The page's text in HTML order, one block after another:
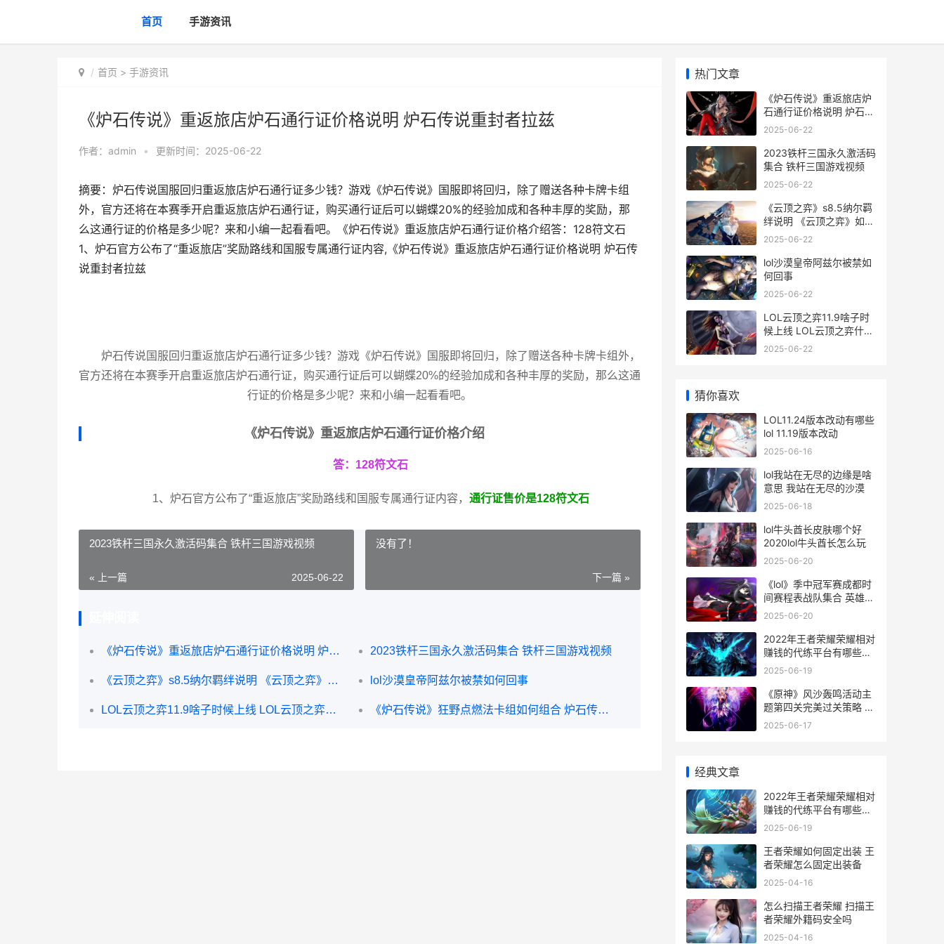
首页 手游资讯
首页 > 手游资讯
《炉石传说》重返旅店炉石通行证价格说明 炉石传说重封者拉兹
作者： admin • 更新时间：2025-06-22
摘要：炉石传说国服回归重返旅店炉石通行证多少钱？游戏《炉石传说》国服即将回归，除了赠送各种卡牌卡组
外，官方还将在本赛季开启重返旅店炉石通行证，购买通行证后可以蝴蝶20%的经验加成和各种丰厚的奖励，那
么这通行证的价格是多少呢？来和小编一起看看吧。《炉石传说》重返旅店炉石通行证价格介绍答：128符文石
1、炉石官方公布了“重返旅店”奖励路线和国服专属通行证内容,《炉石传说》重返旅店炉石通行证价格说明 炉石传
说重封者拉兹
炉石传说国服回归重返旅店炉石通行证多少钱？游戏《炉石传说》国服即将回归，除了赠送各种卡牌卡组外，
官方还将在本赛季开启重返旅店炉石通行证，购买通行证后可以蝴蝶20%的经验加成和各种丰厚的奖励，那么这通
行证的价格是多少呢？来和小编一起看看吧。
《炉石传说》重返旅店炉石通行证价格介绍
答：128符文石
1、炉石官方公布了“重返旅店”奖励路线和国服专属通行证内容， 通行证售价是128符文石
2023铁杆三国永久激活码集合 铁杆三国游戏视频
« 上一篇 2025-06-22
没有了！
下一篇 »
《炉石传说》重返旅店炉石通行证价格说明 炉石传说重封者拉兹 2023铁杆三国永久激活码集合 铁杆三国游戏视频
《云顶之弈》s8.5纳尔羁绊说明 《云顶之弈》如何具体操作炼丹- lol沙漠皇帝阿兹尔被禁如何回事
LOL云顶之弈11.9啥子时候上线 LOL云顶之弈什么时候出的 《炉石传说》狂野点燃法卡组如何组合 炉石传说狂野
热门文章
《炉石传说》重返旅店炉
石通行证价格说明 炉石传
说重封者拉兹
2025-06-22
2023铁杆三国永久激活码
集合 铁杆三国游戏视频
2025-06-22
《云顶之弈》s8.5纳尔羁
绊说明 《云顶之弈》如何
具体操作炼丹-
2025-06-22
lol沙漠皇帝阿兹尔被禁如
何回事
2025-06-22
LOL云顶之弈11.9啥子时
候上线 LOL云顶之弈什么
时候出的
2025-06-22
猜你喜欢
LOL11.24版本改动有哪些
lol 11.19版本改动
2025-06-16
lol我站在无尽的边缘是啥
意思 我站在无尽的沙漠
2025-06-18
lol牛头酋长皮肤哪个好
2020lol牛头酋长怎么玩
2025-06-20
《lol》季中冠军赛成都时
间赛程表战队集合 英雄联
盟季中冠军
2025-06-20
2022年王者荣耀荣耀相对
赚钱的代练平台有哪些
2022年王者荣耀挑战者杯
2025-06-19
《原神》风沙轰鸣活动主
题第四关完美过关策略 原
神 风障
2025-06-17
经典文章
2022年王者荣耀荣耀相对
赚钱的代练平台有哪些
2022年王者荣耀挑战者杯
2025-06-19
王者荣耀如何固定出装 王
者荣耀怎么固定出装备
2025-04-16
怎么扫描王者荣耀 扫描王
者荣耀外籍码安全吗
2025-04-16